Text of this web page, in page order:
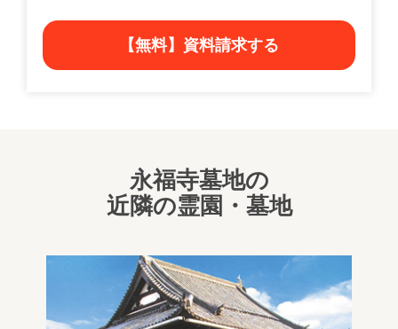
【無料】資料請求する
永福寺墓地の
近隣の霊園・墓地